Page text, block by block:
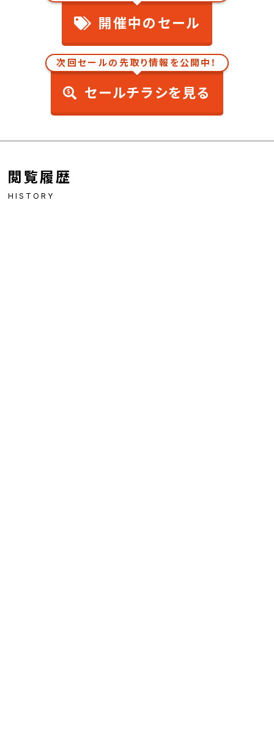
開催中のセール
次回セールの先取り情報を公開中！
セールチラシを見る
閲覧履歴
HISTORY